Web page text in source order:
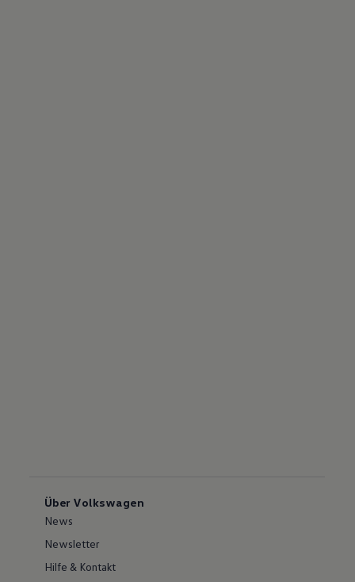
Über Volkswagen
News
Newsletter
Hilfe & Kontakt